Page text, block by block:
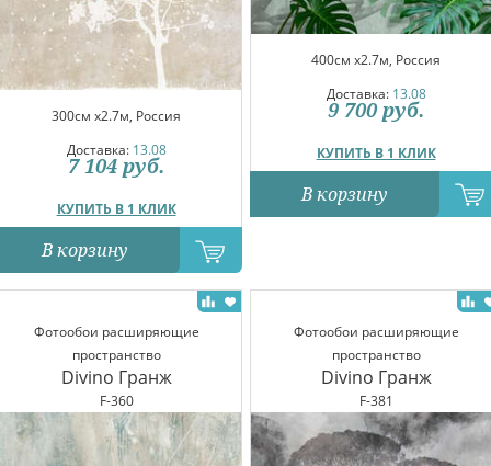
300см x2.7м, Россия
Доставка: 13.08
КУПИТЬ В 1 КЛИК
7 104 руб.
В корзину
400см x2.7м, Россия
Доставка: 13.08
КУПИТЬ В 1 КЛИК
9 700 руб.
В корзину
Фотообои расширяющие
пространство
Divino Гранж
F-360
Фотообои расширяющие
пространство
Divino Гранж
F-381